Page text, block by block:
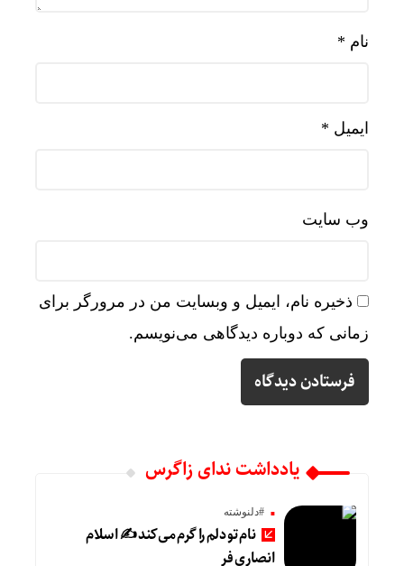
نام *
ایمیل *
وب‌ سایت
ذخیره نام، ایمیل و وبسایت من در مرورگر برای
زمانی که دوباره دیدگاهی می‌نویسم.
یادداشت ندای زاگرس
#دلنوشته
نام تو دلم را گرم می‌کند ✍️ اسلام
انصاری فر